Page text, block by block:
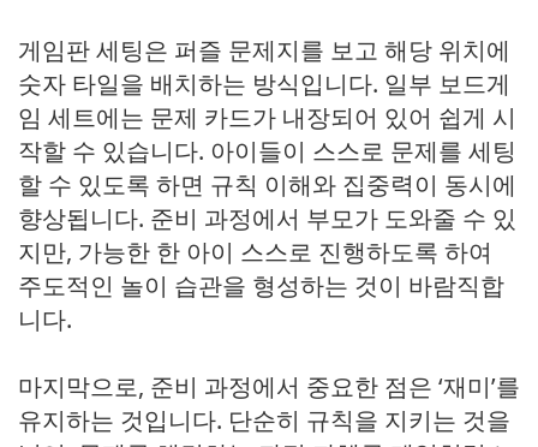
게임판 세팅은 퍼즐 문제지를 보고 해당 위치에
숫자 타일을 배치하는 방식입니다. 일부 보드게
임 세트에는 문제 카드가 내장되어 있어 쉽게 시
작할 수 있습니다. 아이들이 스스로 문제를 세팅
할 수 있도록 하면 규칙 이해와 집중력이 동시에
향상됩니다. 준비 과정에서 부모가 도와줄 수 있
지만, 가능한 한 아이 스스로 진행하도록 하여
주도적인 놀이 습관을 형성하는 것이 바람직합
니다.
마지막으로, 준비 과정에서 중요한 점은 ‘재미’를
유지하는 것입니다. 단순히 규칙을 지키는 것을